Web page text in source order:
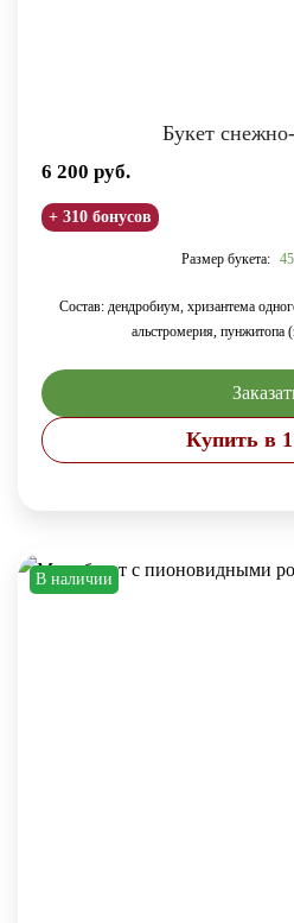
Букет
6 200 руб.
+ 310 бонусов
Размер букета:
Состав: дендробиум, хризантема
альстромерия, пунжитопа
Купить в
В наличии